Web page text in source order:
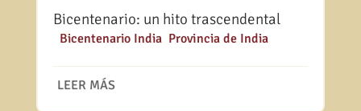
Bicentenario: un hito trascendental
Bicentenario India, Provincia de India
LEER MÁS